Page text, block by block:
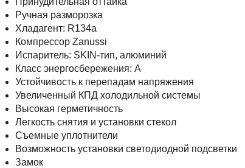
Ручная разморозка​
Хладагент: R134a
Компрессор Zanussi
Испаритель: SKIN-тип, алюминий
Класс энергосбережения: А
Устойчивость к перепадам напряжения
Увеличенный КПД холодильной системы
Высокая герметичность
Легкость снятия и установки стекол
Съемные уплотнители
Возможность установки светодиодной подсветки
Замок